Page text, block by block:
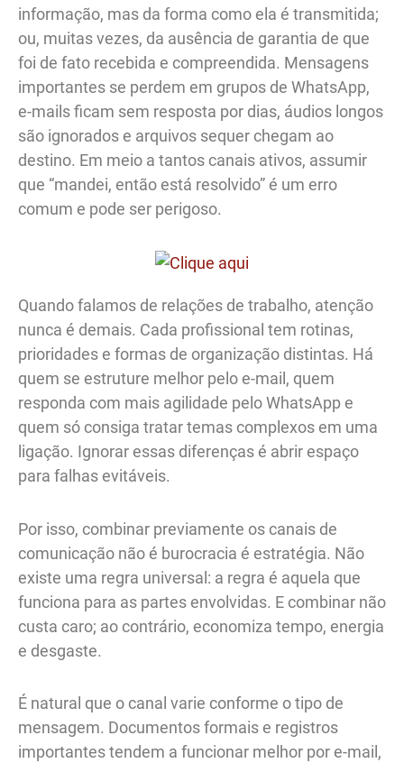
informação, mas da forma como ela é transmitida;
ou, muitas vezes, da ausência de garantia de que
foi de fato recebida e compreendida. Mensagens
importantes se perdem em grupos de WhatsApp,
e-mails ficam sem resposta por dias, áudios longos
são ignorados e arquivos sequer chegam ao
destino. Em meio a tantos canais ativos, assumir
que “mandei, então está resolvido” é um erro
comum e pode ser perigoso.
Quando falamos de relações de trabalho, atenção
nunca é demais. Cada profissional tem rotinas,
prioridades e formas de organização distintas. Há
quem se estruture melhor pelo e-mail, quem
responda com mais agilidade pelo WhatsApp e
quem só consiga tratar temas complexos em uma
ligação. Ignorar essas diferenças é abrir espaço
para falhas evitáveis.
Por isso, combinar previamente os canais de
comunicação não é burocracia é estratégia. Não
existe uma regra universal: a regra é aquela que
funciona para as partes envolvidas. E combinar não
custa caro; ao contrário, economiza tempo, energia
e desgaste.
É natural que o canal varie conforme o tipo de
mensagem. Documentos formais e registros
importantes tendem a funcionar melhor por e-mail,